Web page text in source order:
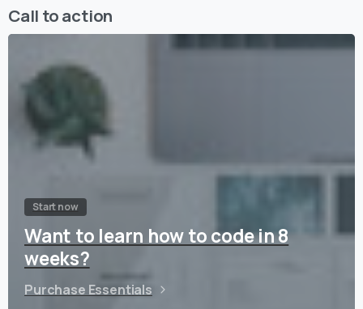
Call to action
Start now
Want to learn how to code in 8
weeks?
Purchase Essentials